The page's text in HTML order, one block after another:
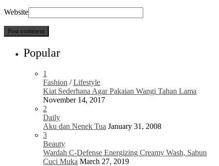
Website
Popular
1
Fashion /Lifestyle
Kiat Sederhana Agar Pakaian Wangi Tahan Lama
November 14, 2017
2
Daily
Aku dan Nenek Tua January 31, 2008
3
Beauty
Wardah C-Defense Energizing Creamy Wash, Sabun
Cuci Muka March 27, 2019